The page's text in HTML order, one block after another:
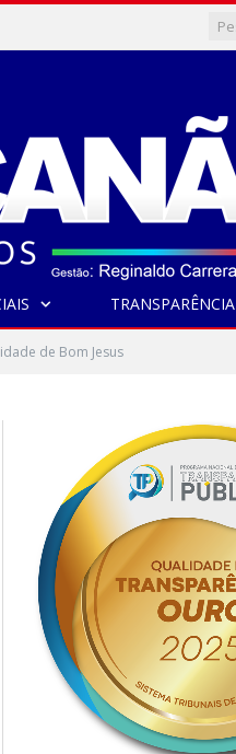
TRANSPARÊNCIA
de Bom Jesus